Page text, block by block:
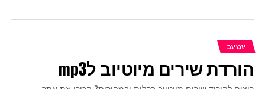
יוטיוב
הורדת שירים מיוטיוב לmp3